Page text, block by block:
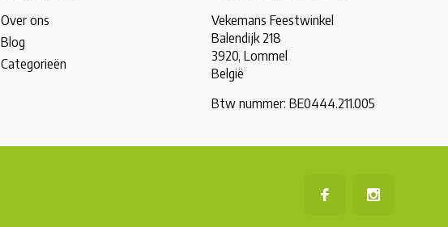
Over ons
Blog
Categorieën
Vekemans Feestwinkel
Balendijk 218
3920, Lommel
België
Btw nummer: BE0444.211.005